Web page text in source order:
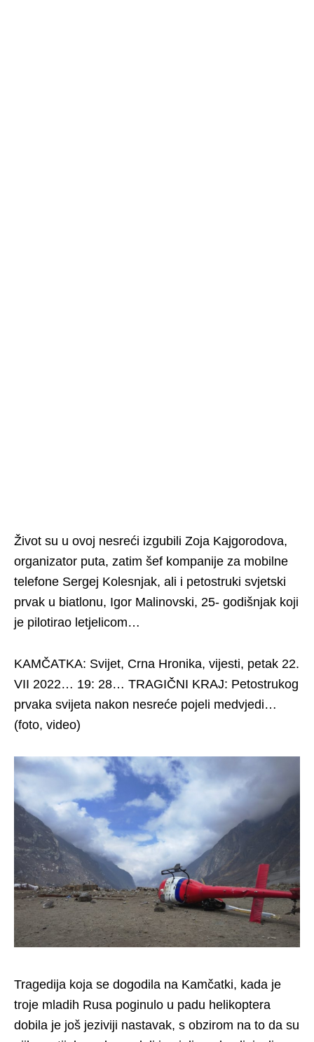
Život su u ovoj nesreći izgubili Zoja Kajgorodova,
organizator puta, zatim šef kompanije za mobilne
telefone Sergej Kolesnjak, ali i petostruki svjetski
prvak u biatlonu, Igor Malinovski, 25- godišnjak koji
je pilotirao letjelicom…
KAMČATKA: Svijet, Crna Hronika, vijesti, petak 22.
VII 2022… 19: 28… TRAGIČNI KRAJ: Petostrukog
prvaka svijeta nakon nesreće pojeli medvjedi…
(foto, video)
Tragedija koja se dogodila na Kamčatki, kada je
troje mladih Rusa poginulo u padu helikoptera
dobila je još jeziviji nastavak, s obzirom na to da su